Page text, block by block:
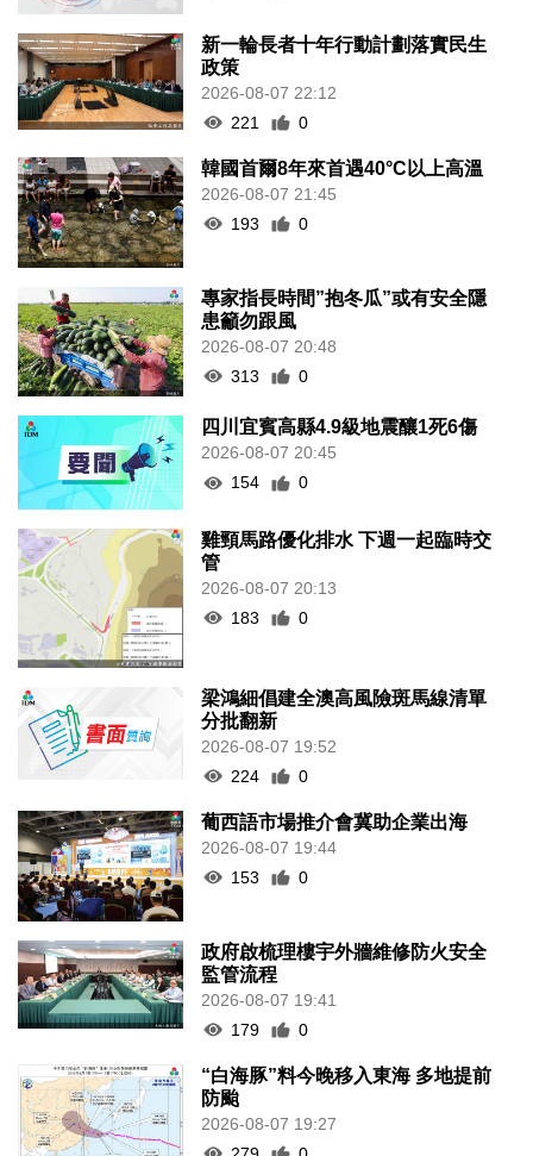
新一輪長者十年行動計劃落實民生
政策
2026-08-07 22:12
221
0
韓國首爾8年來首遇40°C以上高溫
2026-08-07 21:45
193
0
專家指長時間”抱冬瓜”或有安全隱
患籲勿跟風
2026-08-07 20:48
313
0
四川宜賓高縣4.9級地震釀1死6傷
2026-08-07 20:45
154
0
雞頸馬路優化排水 下週一起臨時交
管
2026-08-07 20:13
183
0
梁鴻細倡建全澳高風險斑馬線清單
分批翻新
2026-08-07 19:52
224
0
葡西語市場推介會冀助企業出海
2026-08-07 19:44
153
0
政府啟梳理樓宇外牆維修防火安全
監管流程
2026-08-07 19:41
179
0
“白海豚”料今晚移入東海 多地提前
防颱
2026-08-07 19:27